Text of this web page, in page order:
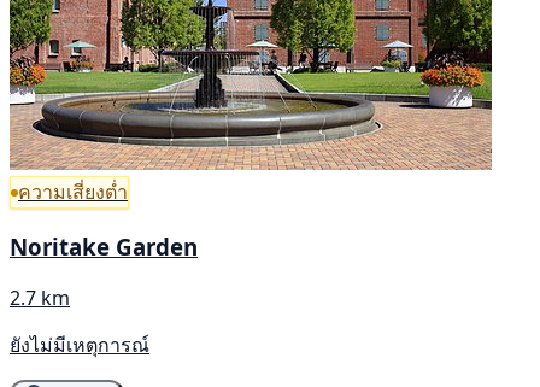
ความเสี่ยงต่ำ
Noritake Garden
2.7 km
ยังไม่มีเหตุการณ์